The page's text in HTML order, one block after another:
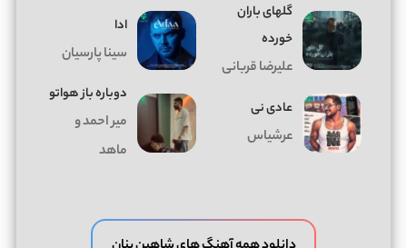
گلهای باران
خورده
علیرضا قربانی
ادا
سینا پارسیان
عادی نی
عرشیاس
دوباره باز هواتو
میر احمد و
ماهد